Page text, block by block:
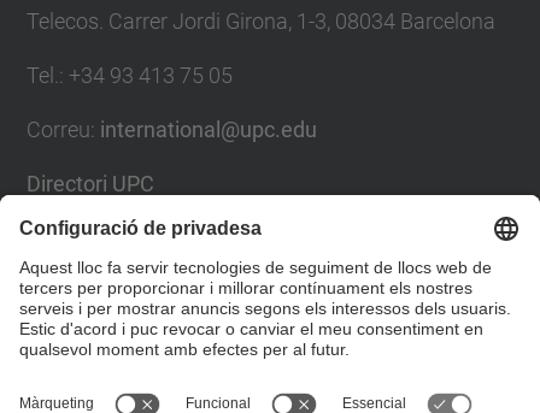
Telecos. Carrer Jordi Girona, 1-3, 08034 Barcelona
Tel. : +34 93 413 75 05
Correu: international@upc.edu
Directori UPC
Formulari de contacte i bústia de suggeriments
Llista Xarxes Socials